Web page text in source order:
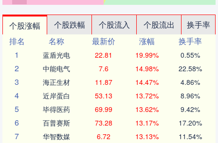
个股涨幅 个股跌幅 个股流入 个股流出
换手率
排名
名称 最新价 涨幅
换手率
1
蓝盾光电 22.81 19.99% 0.55%
2 中能电气 7.6 14.98% 22.58%
3 海正生材 11.87 14.47% 4.86%
4 近岸蛋白 53.13 13.72% 8.96%
5 毕得医药 69.99 13.62% 9.42%
6 百普赛斯 73.28 13.17% 17.20%
7 华智数媒 6.72 13.13% 11.54%